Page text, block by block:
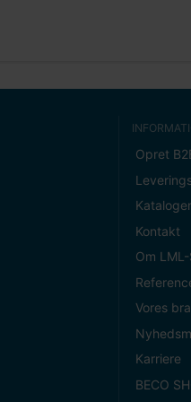
Opret
Kataloger
Kontakt
Om
Vores
Karriere
BECO